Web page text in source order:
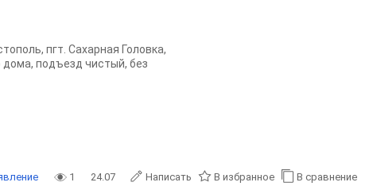
пгт. Сахарная Головка,
подъезд чистый, без
1 24.07 Написать В избранное В сравнение